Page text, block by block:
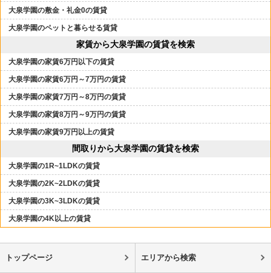
大泉学園の敷金・礼金0の賃貸
大泉学園のペットと暮らせる賃貸
家賃から大泉学園の賃貸を検索
大泉学園の家賃6万円以下の賃貸
大泉学園の家賃6万円～7万円の賃貸
大泉学園の家賃7万円～8万円の賃貸
大泉学園の家賃8万円～9万円の賃貸
大泉学園の家賃9万円以上の賃貸
間取りから大泉学園の賃貸を検索
大泉学園の1R~1LDKの賃貸
大泉学園の2K~2LDKの賃貸
大泉学園の3K~3LDKの賃貸
大泉学園の4K以上の賃貸
トップページ エリアから検索